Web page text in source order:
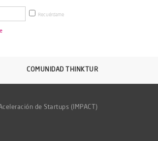
Recuérdame
COMUNIDAD THINKTUR
de Startups (IMPACT)